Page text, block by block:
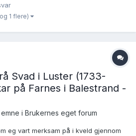
Rud/Rowe? Eg har òg litt vanskar
C...
og 1 flere)
Svad i Luster (1733-
på Farnes i Balestrand -
i Brukernes eget forum
eg vart merksam på i kveld gjennom